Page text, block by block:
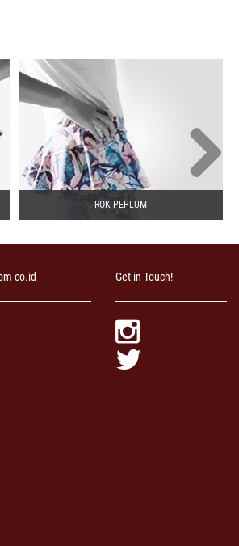
ROK PEPLUM
co.id Get in Touch!